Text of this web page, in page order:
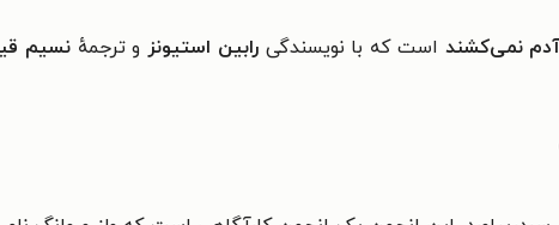
نمی‌‌کشند است که با نویسندگیرابین استیونز و ترجمهٔنسیم